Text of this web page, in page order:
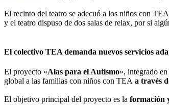
El recinto del teatro se adecuó a los niños con
y el teatro dispuso de dos salas de relax, por si
El colectivo TEA demanda nuevos servicios
El proyecto «Alas para el Autismo», integrado
global a las familias con niños con TEA a través
El objetivo principal del proyecto es la formación